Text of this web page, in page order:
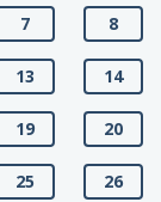
7 8
13 14
19 20
25 26